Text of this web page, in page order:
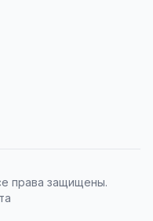
права защищены.